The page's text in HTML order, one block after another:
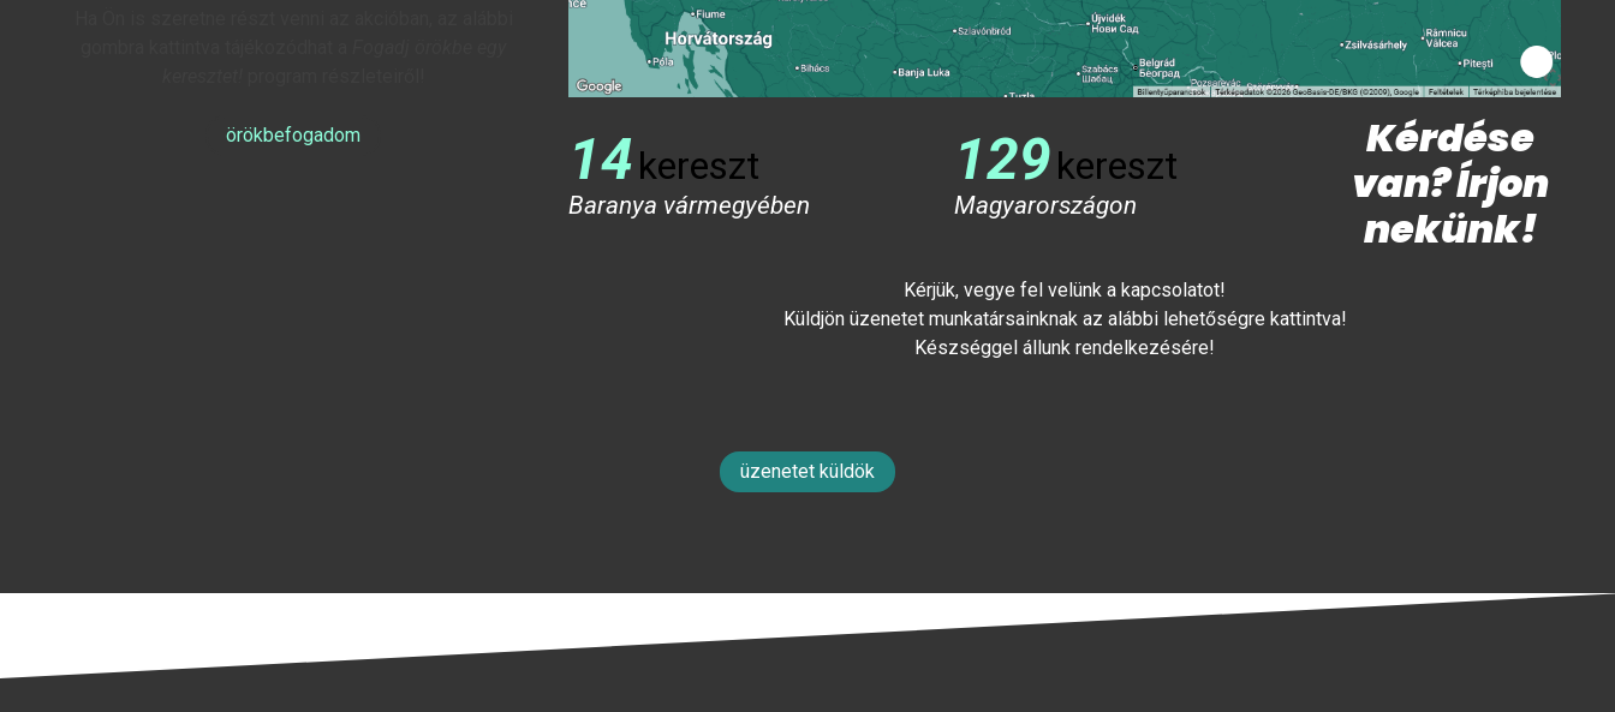
örökbefogadom 14kereszt
Baranya vármegyében
129kereszt
Magyarországon
Kérdése
van? Írjon
nekünk!
Kérjük, vegye fel velünk a kapcsolatot!
Küldjön üzenetet munkatársainknak az alábbi lehetőségre kattintva!
Készséggel állunk rendelkezésére!
üzenetet küldök